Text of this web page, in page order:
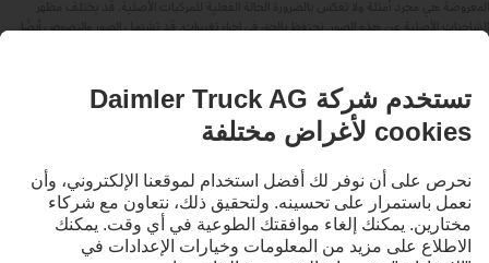
الشاحنات الأصلية عن هذه الصور. نحتفظ بالحق في إجراء تغييرات. قد تشتمل الصور والنصوص أيضًا
على بعض الموديلات والخدمات والعروض التي لا تتوافر في بعض البلدان.
باعتبارنا شركة عالمية، فإن تكافؤ الفرص والتنوع والانفتاح والاحترام من المعتقدات الأساسية لدينا في
شركة Daimler Truck AG. ويتجلى ذلك في طريقة تفكيرنا وتصرفنا والتواصل معنا. بشكل أساسي،
تشير جميع المصطلحات المختارة بطبيعة الحال إلى جميع الأجناس والهويات.